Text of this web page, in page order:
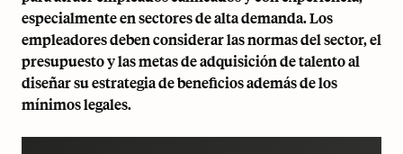
especialmente en sectores de alta demanda. Los
empleadores deben considerar las normas del sector, el
presupuesto y las metas de adquisición de talento al
diseñar su estrategia de beneficios además de los
mínimos legales.